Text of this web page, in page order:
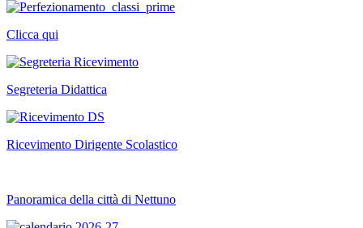
Clicca qui
Segreteria Didattica
Ricevimento Dirigente Scolastico
Panoramica della città di Nettuno